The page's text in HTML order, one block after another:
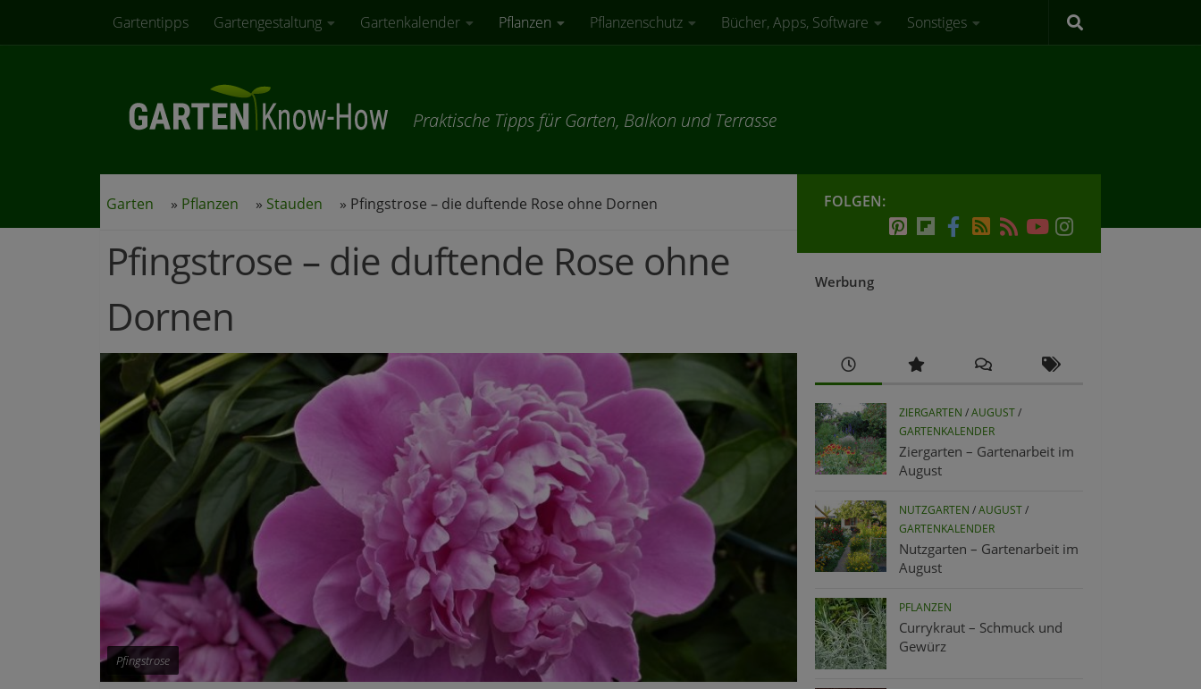
Zum Inhalt springen
Gartentipps Gartengestaltung Gartenkalender Pflanzen Pflanzenschutz Bücher, Apps, Software Sonstiges
Praktische Tipps für Garten, Balkon und Terrasse
Garten » Pflanzen » Stauden » Pfingstrose – die duftende Rose ohne Dornen
Pfingstrose – die duftende Rose ohne
Dornen
Pfingstrose
FOLGEN:
Werbung
ZIERGARTEN /AUGUST/
GARTENKALENDER
Ziergarten – Gartenarbeit im
August
NUTZGARTEN /AUGUST/
GARTENKALENDER
Nutzgarten – Gartenarbeit im
August
PFLANZEN
Currykraut – Schmuck und
Gewürz